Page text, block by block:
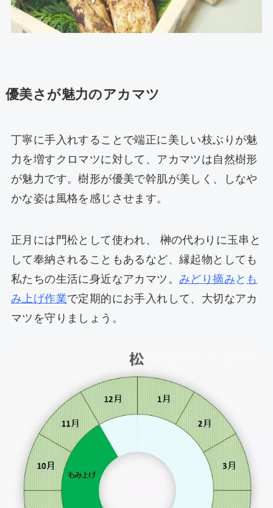
優美さが魅力のアカマツ
丁寧に手入れすることで端正に美しい枝ぶりが魅
力を増すクロマツに対して、アカマツは自然樹形
が魅力です。樹形が優美で幹肌が美しく、しなや
かな姿は風格を感じさせます。
正月には門松として使われ、 榊の代わりに玉串と
して奉納されることもあるなど、縁起物としても
私たちの生活に身近なアカマツ。 みどり摘み と も
み上げ作業で定期的にお手入れして、大切なアカ
マツを守りましょう。